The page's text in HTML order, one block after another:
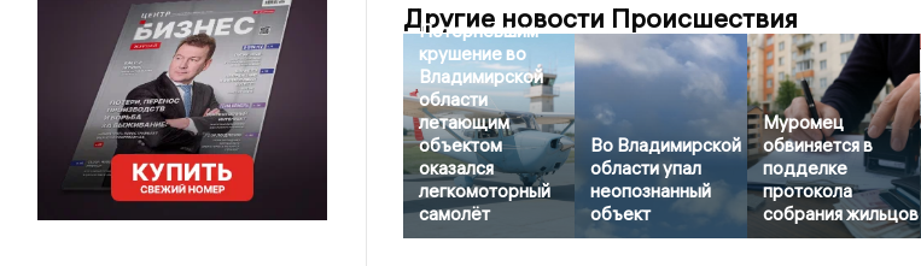
Другие новости Происшествия
Потерпевшим
крушение во
Владимирской
области
летающим
объектом
оказался
легкомоторный
самолёт
Во Владимирской
области упал
неопознанный
объект
Муромец
обвиняется в
подделке
протокола
собрания жильцов